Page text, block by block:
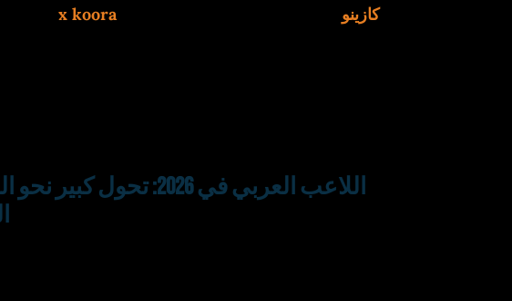
دام 3 أشهر على
1x koora كازينو
اللاعب العربي في 2026: تحول